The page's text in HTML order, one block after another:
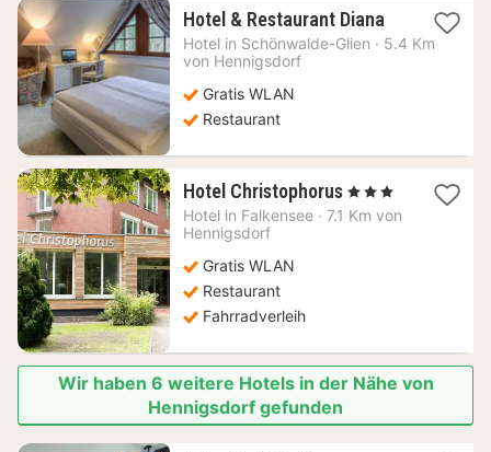
Hotel & Restaurant Diana1
Nacht
Hotel in Schönwalde-Glien · 5.4 Km
von Hennigsdorf
Gratis WLAN
Restaurant
Hotel Christophorus 1
Nacht
, 3 Sterne
Hotel in Falkensee · 7.1 Km von
Hennigsdorf
Gratis WLAN
Restaurant
Fahrradverleih
Wir haben 6 weitere Hotels in der Nähe von
Hennigsdorf gefunden